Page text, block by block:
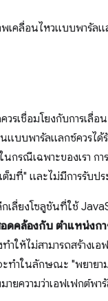
เคลื่อนไหวแบบพารัล
เชื่อมโยงกับการเลื่อ
บบพารัลแลกซ์ควรได้
กรณีเฉพาะของเรา ก
มที่" และไม่มีการรับ
เลี่ยงโซลูชันที่ใช้
ดคล้องกับ ตำแหน่งกา
ให้ไม่สามารถสร้างเ
ะทำในลักษณะ "พยาย
ยความว่าเอฟเฟกต์พา